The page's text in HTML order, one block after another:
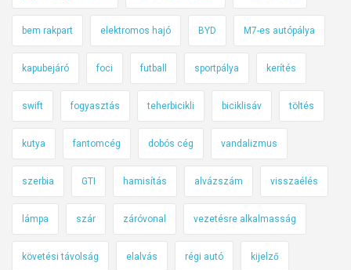
bem rakpart elektromos hajó BYD M7-es autópálya
kapubejáró foci futball sportpálya kerítés
swift fogyasztás teherbicikli biciklisáv töltés
kutya fantomcég dobós cég vandalizmus
szerbia GTI hamisítás alvázszám visszaélés
lámpa szár záróvonal vezetésre alkalmasság
követési távolság elalvás régi autó kijelző